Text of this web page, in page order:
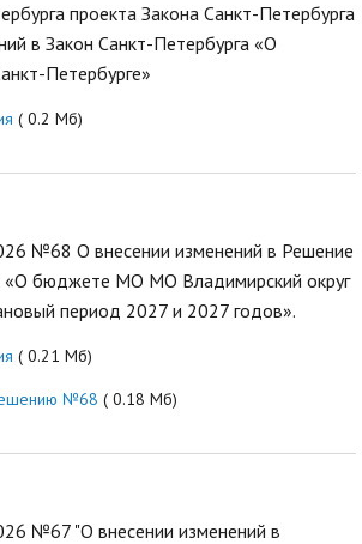
проекта Закона Санкт-Петербурга
в Закон Санкт-Петербурга «О
Петербурге»
( 0.2 Мб)
№68 О внесении изменений в Решение
бюджете МО МО Владимирский округ
период 2027 и 2027 годов».
( 0.21 Мб)
№68 ( 0.18 Мб)
№67 "О внесении изменений в